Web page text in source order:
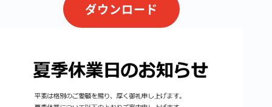
ダウンロード